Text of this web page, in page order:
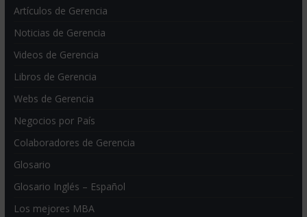
Artículos de Gerencia
Noticias de Gerencia
Videos de Gerencia
Libros de Gerencia
Webs de Gerencia
Negocios por País
Colaboradores de Gerencia
Glosario
Glosario Inglés – Español
Los mejores MBA